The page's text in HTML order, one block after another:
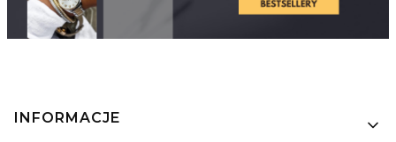
Linki w stopce
INFORMACJE